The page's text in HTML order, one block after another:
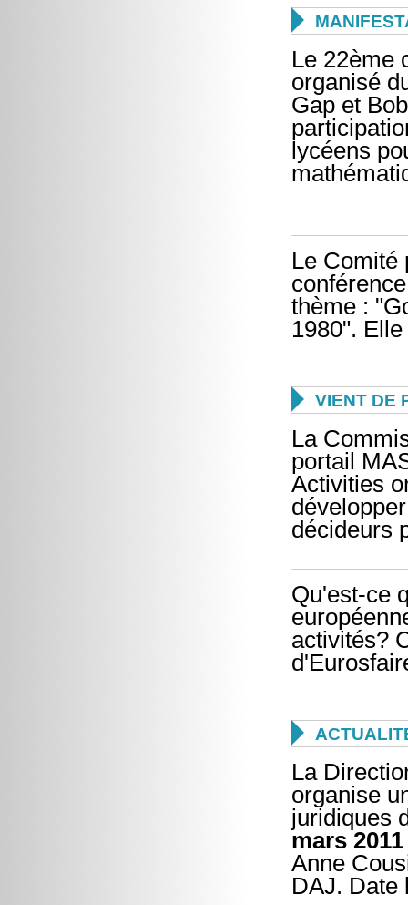

Le 22ème
organisé
Gap et
lycéens
Le Comité
thème :
1980".
 VIENT DE
La
portail
Activities
décideurs
Qu'est-ce
activités?

La
organise
juridiques
mars 2011
Anne
DAJ.